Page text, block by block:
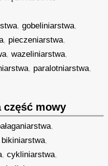
,gobeliniarstwa,
, pieczeniarstwa,
,wazeliniarstwa,
, paralotniarstwa,
część mowy
,
bikiniarstwa,
,cykliniarstwa,